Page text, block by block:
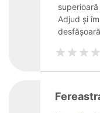
Adjud și